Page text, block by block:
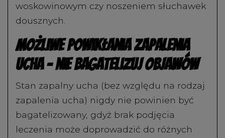
woskowinowym czy noszeniem słuchawek
dousznych.
Możliwe powikłania zapalenia
ucha – nie bagatelizuj objawów
Stan zapalny ucha (bez względu na rodzaj
zapalenia ucha) nigdy nie powinien być
bagatelizowany, gdyż brak podjęcia
leczenia może doprowadzić do różnych